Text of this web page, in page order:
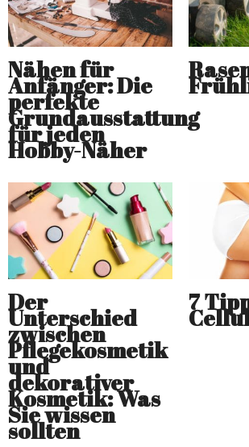
Nähen für
Anfänger: Die
perfekte
Grundausstattung
für jeden
Hobby-Näher
Der
Unterschied
zwischen
Pflegekosmetik
und
dekorativer
Kosmetik: Was
Sie wissen
sollten
7